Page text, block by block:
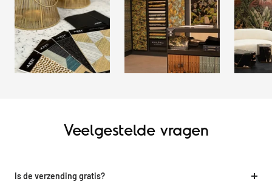
Veelgestelde vragen
Is de verzending gratis?